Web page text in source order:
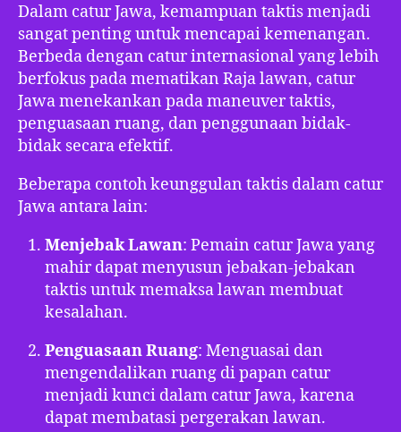
Dalam catur Jawa, kemampuan taktis menjadi
sangat penting untuk mencapai kemenangan.
Berbeda dengan catur internasional yang lebih
berfokus pada mematikan Raja lawan, catur
Jawa menekankan pada maneuver taktis,
penguasaan ruang, dan penggunaan bidak-
bidak secara efektif.
Beberapa contoh keunggulan taktis dalam catur
Jawa antara lain:
Menjebak Lawan: Pemain catur Jawa yang
mahir dapat menyusun jebakan-jebakan
taktis untuk memaksa lawan membuat
kesalahan.
Penguasaan Ruang: Menguasai dan
mengendalikan ruang di papan catur
menjadi kunci dalam catur Jawa, karena
dapat membatasi pergerakan lawan.